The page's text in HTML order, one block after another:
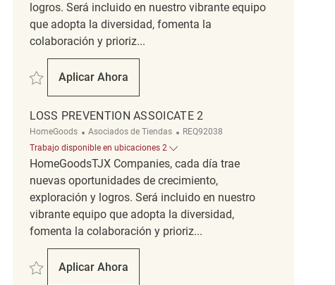
logros. Será incluido en nuestro vibrante equipo
que adopta la diversidad, fomenta la
colaboración y prioriz...
Salvar Loss Prevention Detective REQ141434
Aplicar Ahora
Loss Prevention Detective
LOSS PREVENTION ASSOICATE 2
HomeGoods Categoría
Asociados de Tiendas ReqId
REQ92038
Trabajo disponible en ubicaciones 2
HomeGoodsTJX Companies, cada día trae
nuevas oportunidades de crecimiento,
exploración y logros. Será incluido en nuestro
vibrante equipo que adopta la diversidad,
fomenta la colaboración y prioriz...
Salvar loss prevention assoicate 2 REQ92038
Aplicar Ahora
Loss Prevention Assoicate 2